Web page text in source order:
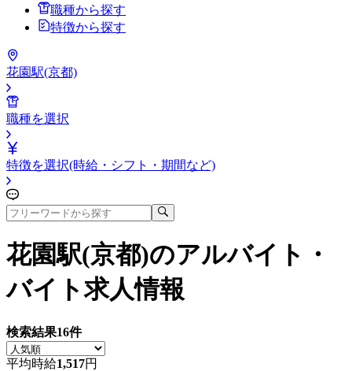
職種から探す
特徴から探す
花園駅(京都)
職種を選択
特徴を選択(時給・シフト・期間など)
花園駅(京都)のアルバイト・
バイト求人情報
検索結果16件
平均時給1,517円